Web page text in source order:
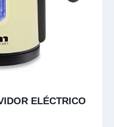
ELÉCTRICO